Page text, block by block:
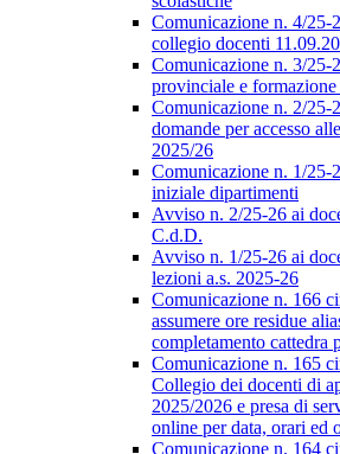
Comunicazione n. 4/25-
collegio docenti
Comunicazione n. 3/25-
provinciale e formazione
Comunicazione n. 2/25-
domande per accesso
2025/26
Comunicazione n. 1/25-
iniziale dipartimenti
Avviso n. 2/25-26 ai
C.d.D.
Avviso n. 1/25-26 ai
lezioni a.s. 2025-26
Comunicazione n. 166
assumere ore residue
completamento cattedra
Comunicazione n. 165
Collegio dei docenti di
2025/2026 e presa di
online per data, orari ed
Comunicazione n. 164